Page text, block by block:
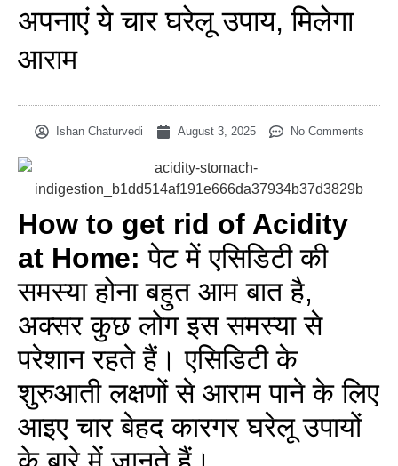
अपनाएं ये चार घरेलू उपाय, मिलेगा
आराम
Ishan Chaturvedi August 3, 2025 No Comments
How to get rid of Acidity
at Home: पेट में एसिडिटी की
समस्या होना बहुत आम बात है,
अक्सर कुछ लोग इस समस्या से
परेशान रहते हैं। एसिडिटी के
शुरुआती लक्षणों से आराम पाने के लिए
आइए चार बेहद कारगर घरेलू उपायों